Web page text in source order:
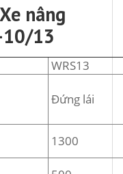
nâng
10/13
WRS13
Đứng lái
1300